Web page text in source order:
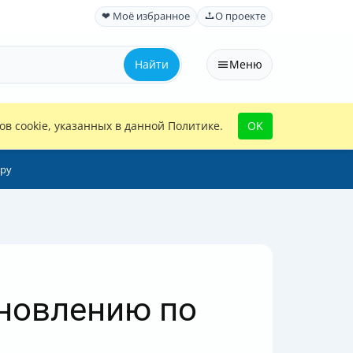
❤ Моё избранное О проекте
Найти Меню
cookie, указанных в данной Политике. OK
по